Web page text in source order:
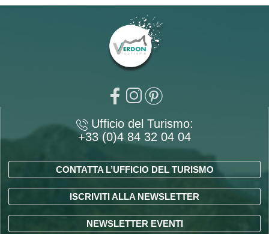
Ufficio del Turismo:
+33 (0)4 84 32 04 04
CONTATTA L’UFFICIO DEL TURISMO
ISCRIVITI ALLA NEWSLETTER
NEWSLETTER EVENTI